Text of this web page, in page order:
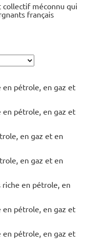
collectif méconnu qui
français
en pétrole, en gaz et
en pétrole, en gaz et
en gaz et en
en gaz et en
riche en pétrole, en
en pétrole, en gaz et
en pétrole, en gaz et